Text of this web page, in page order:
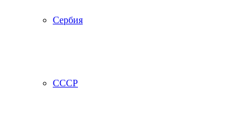
Сербия
СССР